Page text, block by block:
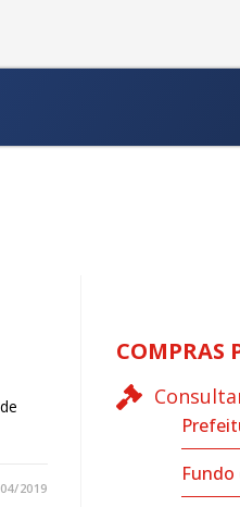
2019
COMPRAS
Fundo